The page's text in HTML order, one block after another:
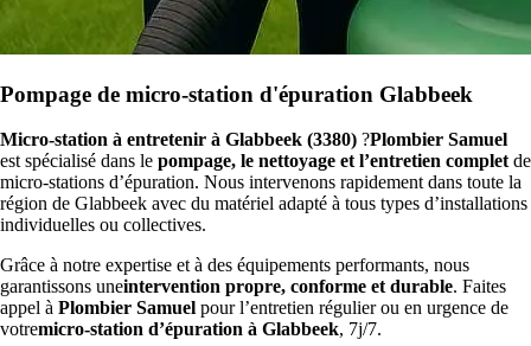
Pompage de micro-station d'épuration Glabbeek
Micro-station à entretenir à Glabbeek (3380) ?Plombier Samuel
est spécialisé dans le pompage, le nettoyage et l’entretien complet de
micro-stations d’épuration. Nous intervenons rapidement dans toute la
région de Glabbeek avec du matériel adapté à tous types d’installations
individuelles ou collectives.
Grâce à notre expertise et à des équipements performants, nous
garantissons uneintervention propre, conforme et durable. Faites
appel à Plombier Samuel pour l’entretien régulier ou en urgence de
votremicro-station d’épuration à Glabbeek, 7j/7.